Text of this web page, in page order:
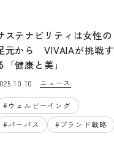
ステナビリティは女性の
元から VIVAIAが挑戦す
「健康と美」
ニュース
#ウェルビーイング
#パーパス #ブランド戦略